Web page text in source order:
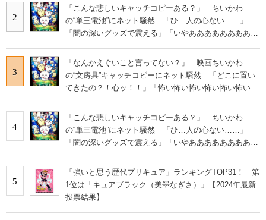
2
「こんな悲しいキャッチコピーある？」 ちいかわ
の“単三電池”にネット騒然 「ひ…人の心ない……」
「闇の深いグッズで震える」「いやあああああああああ
3
「なんかえぐいこと言ってない？」 映画ちいかわ
の“文房具”キャッチコピーにネット騒然 「どこに置い
てきたの？！心ッ！！」「怖い怖い怖い怖い怖い怖い怖
4
「こんな悲しいキャッチコピーある？」 ちいかわ
の“単三電池”にネット騒然 「ひ…人の心ない……」
「闇の深いグッズで震える」「いやあああああああああ
5
「強いと思う歴代プリキュア」ランキングTOP31！ 第
1位は「キュアブラック（美墨なぎさ）」【2024年最新
投票結果】